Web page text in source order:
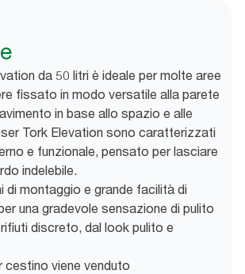
da 50 litri è ideale per molte aree
fissato in modo versatile alla parete
in base allo spazio e alle
Tork Elevation sono caratterizzati
e funzionale, pensato per lasciare
indelebile.
di montaggio e grande facilità di
una gradevole sensazione di pulito
discreto, dal look pulito e
cestino viene venduto